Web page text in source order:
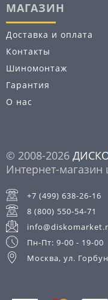
МАГАЗИН
Доставка и оплата
Контакты
Шиномонтаж
Гарантия
О нас
© 2008-2026
Интернет-
+7 (499) 638-26-16
8 (800) 550-54-71
Пн-Пт: 9-00 - 19-00
Москва, ул.